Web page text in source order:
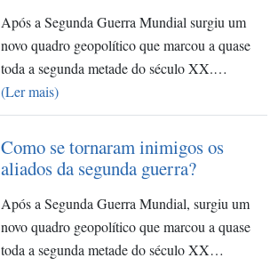
Após a Segunda Guerra Mundial surgiu um
novo quadro geopolítico que marcou a quase
toda a segunda metade do século XX.…
(Ler mais)
Como se tornaram inimigos os
aliados da segunda guerra?
Após a Segunda Guerra Mundial, surgiu um
novo quadro geopolítico que marcou a quase
toda a segunda metade do século XX…